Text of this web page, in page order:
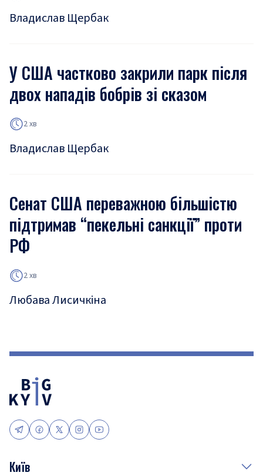
Владислав Щербак
У США частково закрили парк після
двох нападів бобрів зі сказом
2 хв
Владислав Щербак
Сенат США переважною більшістю
підтримав “пекельні санкції” проти
РФ
2 хв
Любава Лисичкіна
Київ